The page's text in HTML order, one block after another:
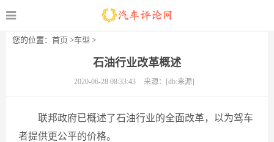
您的位置： 首页 >车型 >
石油行业改革概述
2020-06-28 08:33:43 来源：[db:来源]
联邦政府已概述了石油行业的全面改革，以为驾车
者提供更公平的价格。